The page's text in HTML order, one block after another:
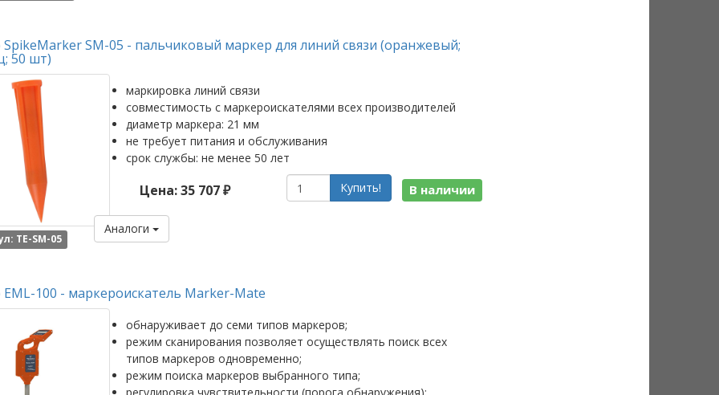
SpikeMarker SM-05 - пальчиковый маркер для линий связи (оранжевый;
50 шт)
TE-SM-05
маркировка линий связи
совместимость с маркероискателями всех производителей
диаметр маркера: 21 мм
не требует питания и обслуживания
срок службы: не менее 50 лет
Цена: 35 707 ₽
Аналоги
Купить! В наличии
EML-100 - маркероискатель Marker-Mate
обнаруживает до семи типов маркеров;
режим сканирования позволяет осуществлять поиск всех
типов маркеров одновременно;
режим поиска маркеров выбранного типа;